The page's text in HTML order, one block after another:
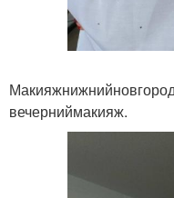
вечерниймакияж.